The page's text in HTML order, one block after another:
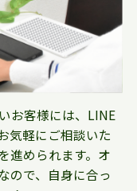
お客様には、LINE
気軽にご相談いた
進められます。オ
ので、自身に合っ